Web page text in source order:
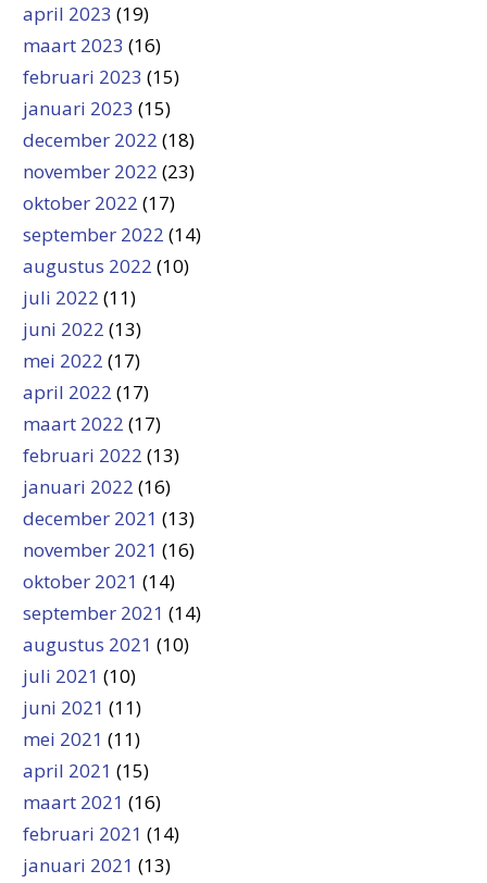
april 2023 (19)
maart 2023 (16)
februari 2023 (15)
januari 2023 (15)
december 2022 (18)
november 2022 (23)
oktober 2022 (17)
september 2022 (14)
augustus 2022 (10)
juli 2022 (11)
juni 2022 (13)
mei 2022 (17)
april 2022 (17)
maart 2022 (17)
februari 2022 (13)
januari 2022 (16)
december 2021 (13)
november 2021 (16)
oktober 2021 (14)
september 2021 (14)
augustus 2021 (10)
juli 2021 (10)
juni 2021 (11)
mei 2021 (11)
april 2021 (15)
maart 2021 (16)
februari 2021 (14)
januari 2021 (13)